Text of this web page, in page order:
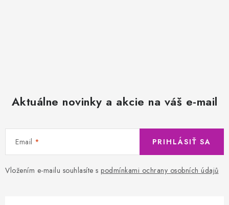
Aktuálne novinky a akcie na váš e-mail
Email
Vložením e-mailu souhlasíte s podmínkami ochrany osobních údajů
PRIHLÁSIŤ SA